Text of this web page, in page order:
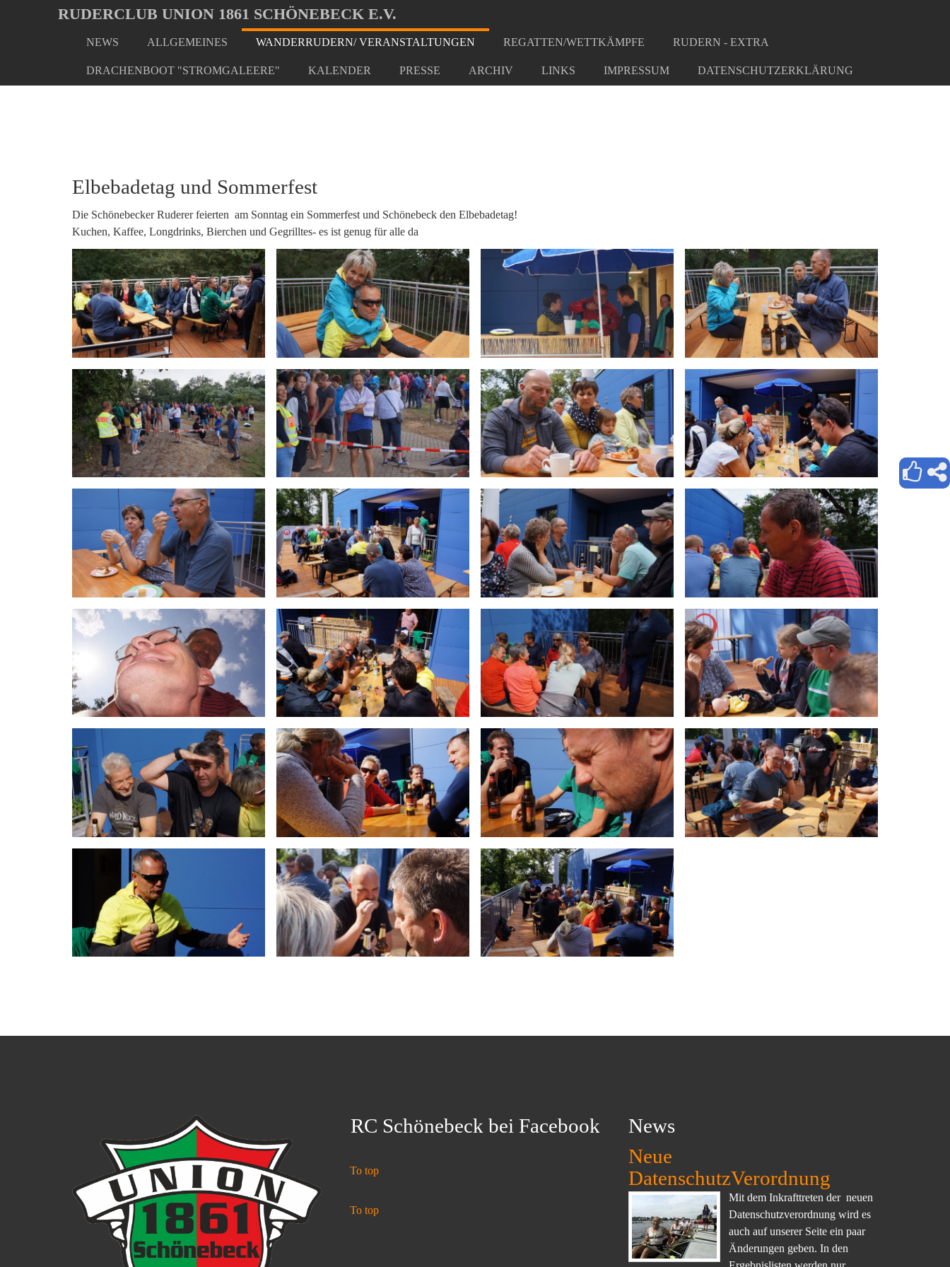
Oops, an error occurred! Code: 20260807170230b04e14b9
main
RUDERCLUB UNION 1861 SCHÖNEBECK E.V.
NEWS ALLGEMEINES WANDERRUDERN/ VERANSTALTUNGEN REGATTEN/WETTKÄMPFE RUDERN - EXTRA
DRACHENBOOT "STROMGALEERE" KALENDER PRESSE ARCHIV LINKS IMPRESSUM DATENSCHUTZERKLÄRUNG
here:
Elbebadetag und Sommerfest
Die Schönebecker Ruderer feierten am Sonntag ein Sommerfest und Schönebeck den Elbebadetag!
Kuchen, Kaffee, Longdrinks, Bierchen und Gegrilltes- es ist genug für alle da
RC Schönebeck bei Facebook
To top
To top
News
Neue
DatenschutzVerordnung
Mit dem Inkrafttreten der neuen
Datenschutzverordnung wird es
auch auf unserer Seite ein paar
Änderungen geben. In den